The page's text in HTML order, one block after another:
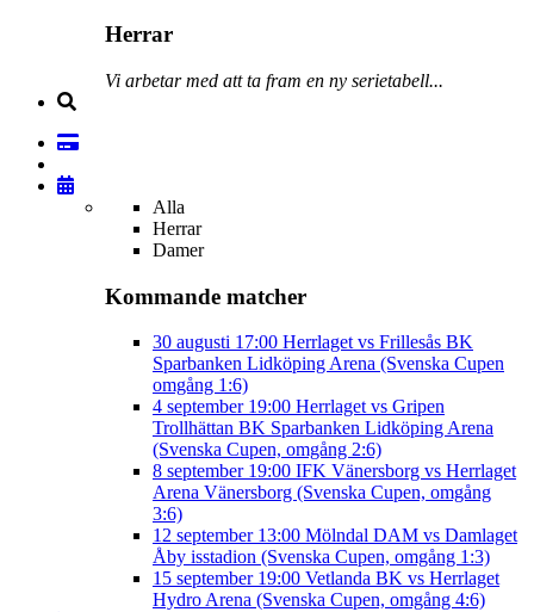
Herrar
Vi arbetar med att ta fram en ny serietabell...
Alla
Herrar
Damer
Kommande matcher
30 augusti 17:00 Herrlaget vs Frillesås BK
Sparbanken Lidköping Arena (Svenska Cupen
omgång 1:6)
4 september 19:00 Herrlaget vs Gripen
Trollhättan BK Sparbanken Lidköping Arena
(Svenska Cupen, omgång 2:6)
8 september 19:00 IFK Vänersborg vs Herrlaget
Arena Vänersborg (Svenska Cupen, omgång
3:6)
12 september 13:00 Mölndal DAM vs Damlaget
Åby isstadion (Svenska Cupen, omgång 1:3)
15 september 19:00 Vetlanda BK vs Herrlaget
Hydro Arena (Svenska Cupen, omgång 4:6)